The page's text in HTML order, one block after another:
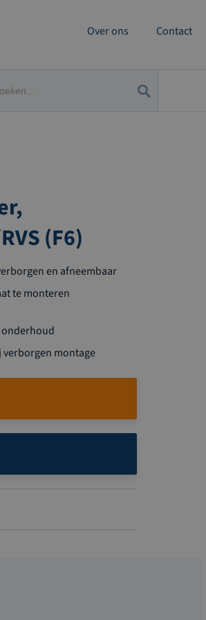
Over ons Contact
(F6)
en afneembaar
te monteren
verborgen montage